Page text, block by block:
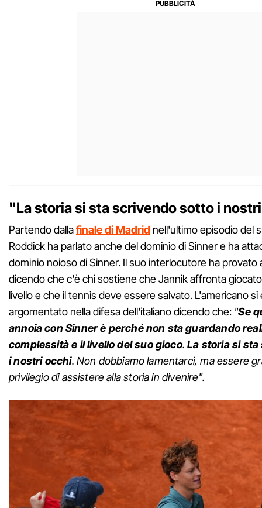
"La storia si sta scrivendo sotto i
Partendo dallafinale di Madrid nell'ultimo episodio del
Roddick ha parlato anche del dominio di Sinner e ha
dominio noioso di Sinner. Il suo interlocutore ha provato
dicendo che c'è chi sostiene che Jannik affronta
livello e che il tennis deve essere salvato. L'americano
argomentato nella difesa dell'italiano dicendo che: "Se
annoia con Sinnerè perché non sta guardando
complessità e il livello del suo gioco.La storia si
i nostri occhi. Non dobbiamo lamentarci, ma essere
privilegio di assistere alla storia in divenire".